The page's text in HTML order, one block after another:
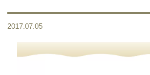
2017.07.05